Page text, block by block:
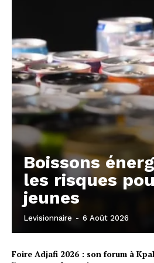
Boissons
les risques
jeunes
Levisionnaire - 6 Août 2026
Foire Adjafi 2026 : son forum à